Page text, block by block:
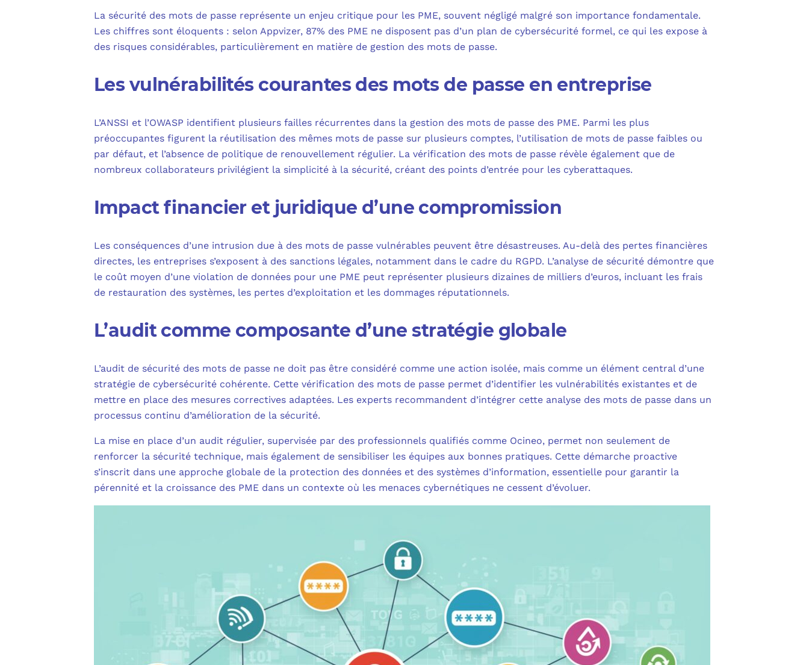
La sécurité des mots de passe représente un enjeu critique pour les PME, souvent négligé malgré son importance fondamentale.
Les chiffres sont éloquents : selon Appvizer, 87% des PME ne disposent pas d’un plan de cybersécurité formel, ce qui les expose à
des risques considérables, particulièrement en matière de gestion des mots de passe.
Les vulnérabilités courantes des mots de passe en entreprise
L’ANSSI et l’OWASP identifient plusieurs failles récurrentes dans la gestion des mots de passe des PME. Parmi les plus
préoccupantes figurent la réutilisation des mêmes mots de passe sur plusieurs comptes, l’utilisation de mots de passe faibles ou
par défaut, et l’absence de politique de renouvellement régulier. La vérification des mots de passe révèle également que de
nombreux collaborateurs privilégient la simplicité à la sécurité, créant des points d’entrée pour les cyberattaques.
Impact financier et juridique d’une compromission
Les conséquences d’une intrusion due à des mots de passe vulnérables peuvent être désastreuses. Au-delà des pertes financières
directes, les entreprises s’exposent à des sanctions légales, notamment dans le cadre du RGPD. L’analyse de sécurité démontre que
le coût moyen d’une violation de données pour une PME peut représenter plusieurs dizaines de milliers d’euros, incluant les frais
de restauration des systèmes, les pertes d’exploitation et les dommages réputationnels.
L’audit comme composante d’une stratégie globale
L’audit de sécurité des mots de passe ne doit pas être considéré comme une action isolée, mais comme un élément central d’une
stratégie de cybersécurité cohérente. Cette vérification des mots de passe permet d’identifier les vulnérabilités existantes et de
mettre en place des mesures correctives adaptées. Les experts recommandent d’intégrer cette analyse des mots de passe dans un
processus continu d’amélioration de la sécurité.
La mise en place d’un audit régulier, supervisée par des professionnels qualifiés comme Ocineo, permet non seulement de
renforcer la sécurité technique, mais également de sensibiliser les équipes aux bonnes pratiques. Cette démarche proactive
s’inscrit dans une approche globale de la protection des données et des systèmes d’information, essentielle pour garantir la
pérennité et la croissance des PME dans un contexte où les menaces cybernétiques ne cessent d’évoluer.